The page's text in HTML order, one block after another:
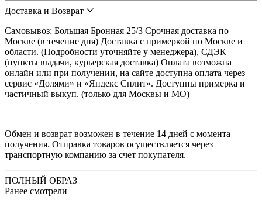
Доставка и Возврат
Cамовывоз: Большая Бронная 25/3 Срочная доставка по
Москве (в течение дня) Доставка с примеркой по Москве и
области. (Подробности уточняйте у менеджера), СДЭК
(пункты выдачи, курьерская доставка) Оплата возможна
онлайн или при получении, на сайте доступна оплата через
сервис «Долями» и «Яндекс Сплит». Доступны примерка и
частичный выкуп. (только для Москвы и МО)
Обмен и возврат возможен в течение 14 дней с момента
получения. Отправка товаров осуществляется через
транспортную компанию за счет покупателя.
ПОЛНЫЙ ОБРАЗ
Ранее смотрели